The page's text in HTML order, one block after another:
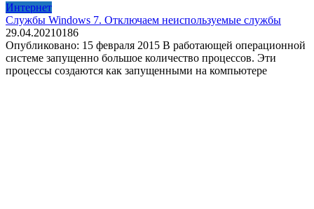
Интернет
Службы Windows 7. Отключаем неиспользуемые службы
29.04.20210186
Опубликовано: 15 февраля 2015 В работающей операционной
системе запущенно большое количество процессов. Эти
процессы создаются как запущенными на компьютере